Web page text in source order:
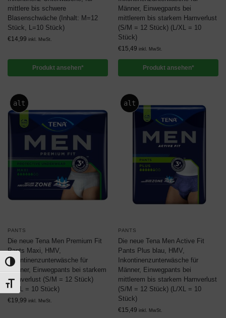
Umschalten auf hohe Kontraste
Schrift vergrößern
mittlere bis schwere
Blasenschwäche (Inhalt: M=12
Stück, L=10 Stück)
€14,99 inkl. MwSt.
Produkt ansehen*
Männer, Einwegpants bei
mittlerem bis starkem Harnverlust
(S/M = 12 Stück) (L/XL = 10
Stück)
€15,49 inkl. MwSt.
Produkt ansehen*
alt
PANTS
Die neue Tena Men Premium Fit
Pants Maxi, HMV,
Inkontinenzunterwäsche für
Männer, Einwegpants bei starkem
Harnverlust (S/M = 12 Stück)
(L/XL = 10 Stück)
€19,99 inkl. MwSt.
alt
PANTS
Die neue Tena Men Active Fit
Pants Plus blau, HMV,
Inkontinenzunterwäsche für
Männer, Einwegpants bei
mittlerem bis starkem Harnverlust
(S/M = 12 Stück) (L/XL = 10
Stück)
€15,49 inkl. MwSt.